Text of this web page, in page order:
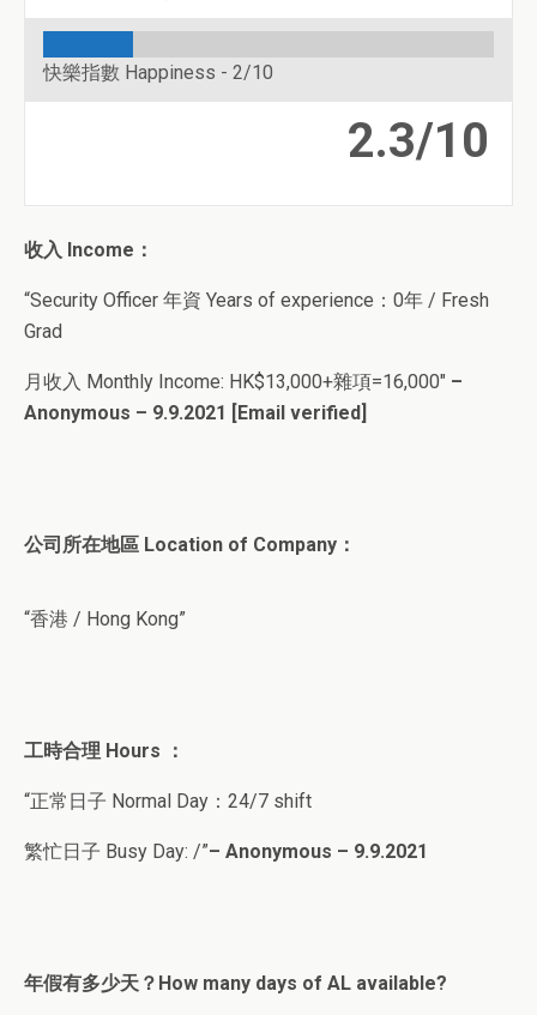
快樂指數 Happiness - 2/10
2.3/10
收入 Income：
“Security Officer 年資 Years of experience：0年 / Fresh
Grad
月收入 Monthly Income: HK$13,000+雜項=16,000″ –
Anonymous – 9.9.2021 [Email verified]
公司所在地區 Location of Company：
“香港 / Hong Kong”
工時合理 Hours ：
“正常日子 Normal Day：24/7 shift
繁忙日子 Busy Day: /”– Anonymous – 9.9.2021
年假有多少天？How many days of AL available?